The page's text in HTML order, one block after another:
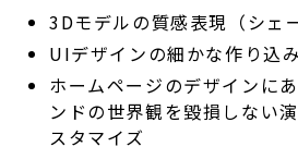
3Dモデルの質感表現（シェ
UIデザインの細かな作り込み
ホームページのデザインに
ンドの世界観を毀損しない
スタマイズ